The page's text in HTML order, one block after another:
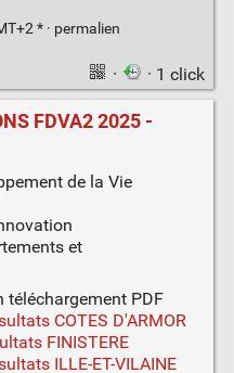
* · permalien
· · 1 click
FDVA2 2025 -
de la Vie
et
téléchargement PDF
COTES D'ARMOR
FINISTERE
ILLE-ET-VILAINE